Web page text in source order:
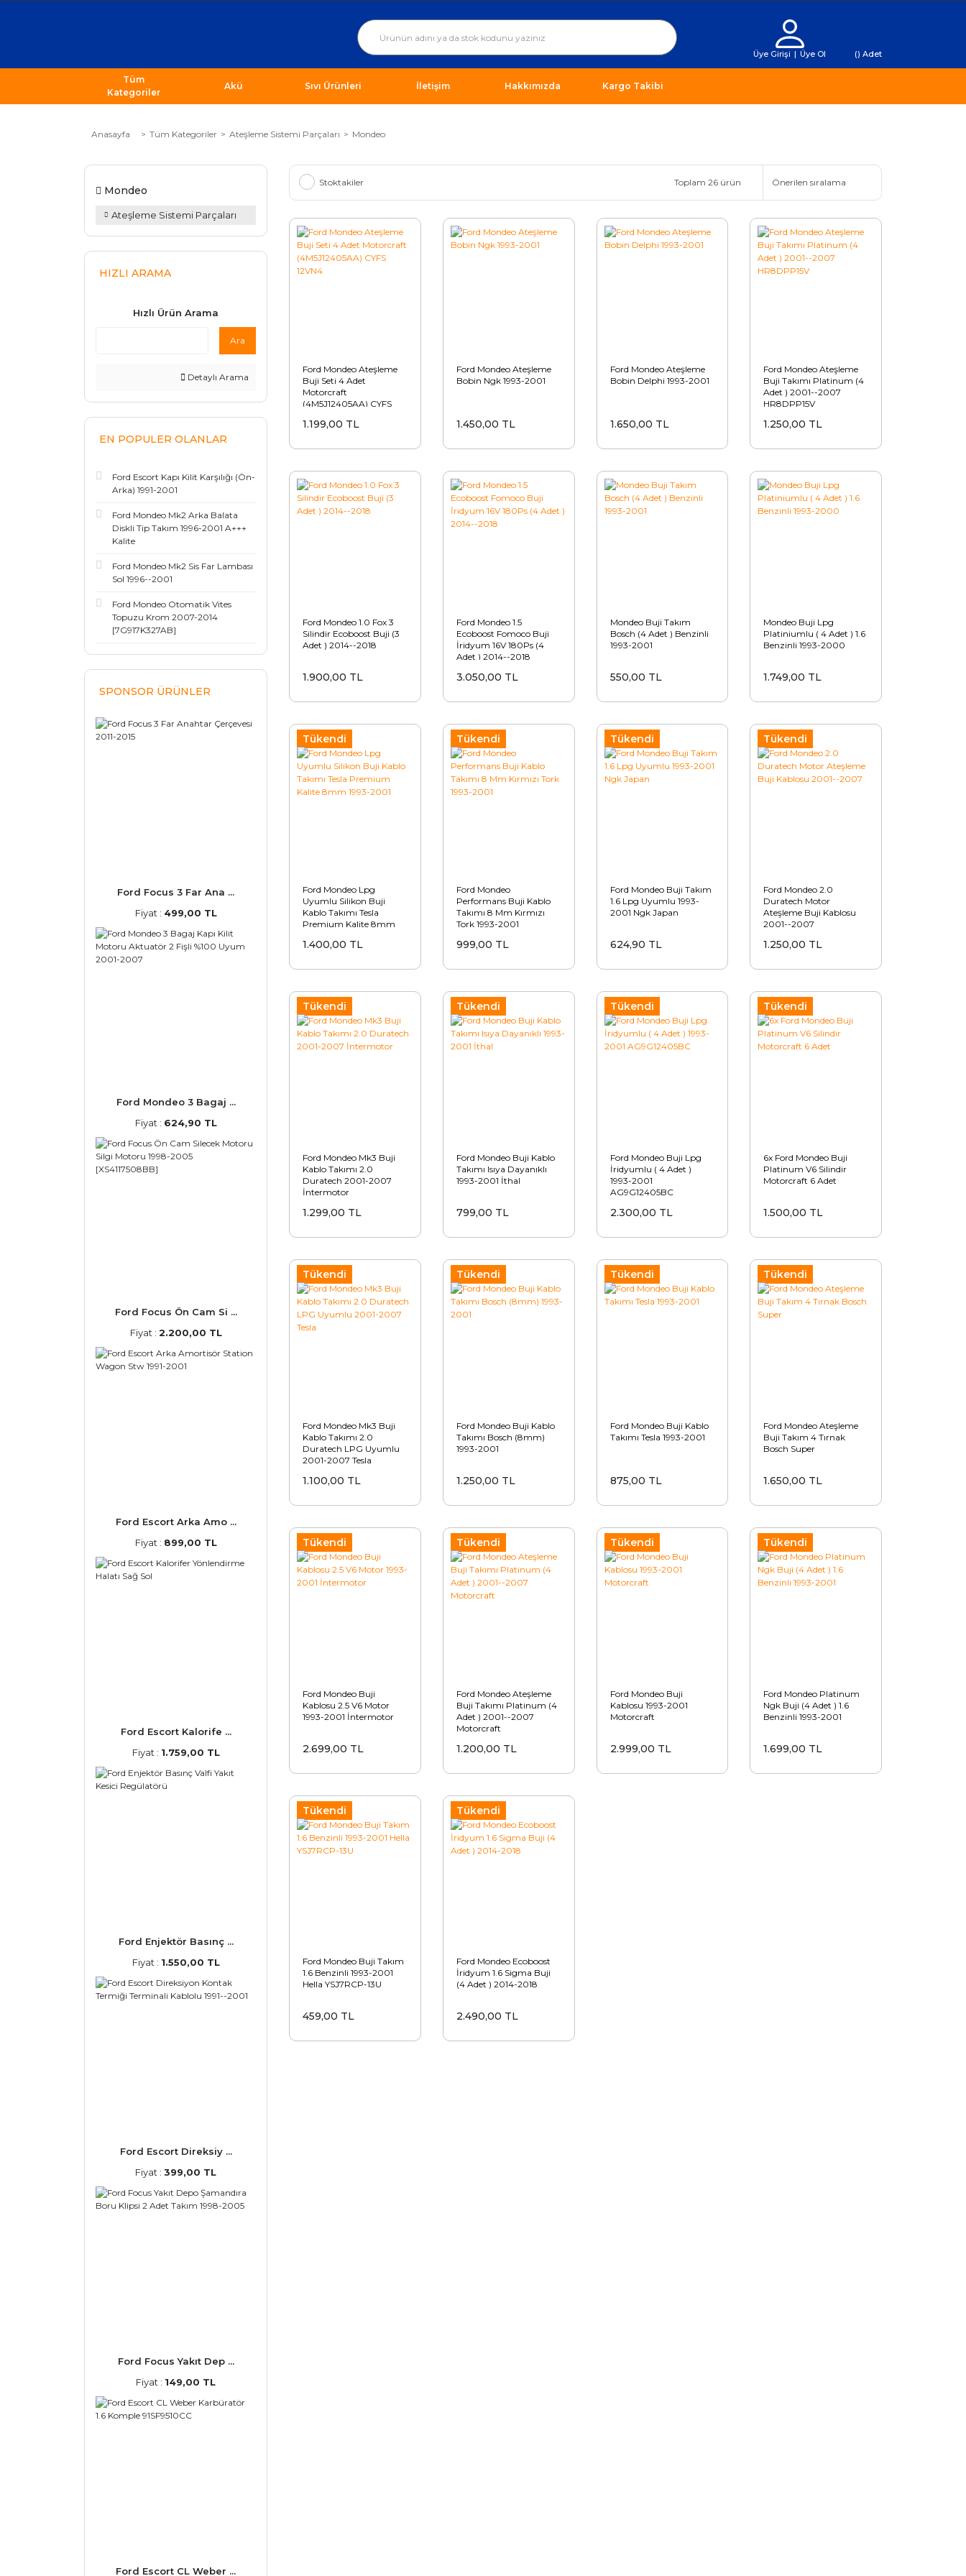
Üye Girişi | Üye Ol () Adet
Tüm
Kategoriler
Akü Sıvı Ürünleri İletişim Hakkımızda Kargo Takibi
Anasayfa Tüm Kategoriler Ateşleme Sistemi Parçaları Mondeo
Mondeo
Ateşleme Sistemi Parçaları
HIZLI ARAMA
Hızlı Ürün Arama
Ara
Detaylı Arama
EN POPULER OLANLAR
Ford Escort Kapı Kilit Karşılığı (Ön-
Arka) 1991-2001
Ford Mondeo Mk2 Arka Balata
Diskli Tip Takım 1996-2001 A+++
Kalite
Ford Mondeo Mk2 Sis Far Lambası
Sol 1996--2001
Ford Mondeo Otomatik Vites
Topuzu Krom 2007-2014
[7G917K327AB]
SPONSOR ÜRÜNLER
Ford Focus 3 Far Ana ...
Fiyat : 499,00 TL
Ford Mondeo 3 Bagaj ...
Fiyat : 624,90 TL
Ford Focus Ön Cam Si ...
Fiyat : 2.200,00 TL
Ford Escort Arka Amo ...
Fiyat : 899,00 TL
Ford Escort Kalorife ...
Fiyat : 1.759,00 TL
Ford Enjektör Basınç ...
Fiyat : 1.550,00 TL
Ford Escort Direksiy ...
Fiyat : 399,00 TL
Ford Focus Yakıt Dep ...
Fiyat : 149,00 TL
Ford Escort CL Weber ...
Stoktakiler Toplam 26 ürün
Ford Mondeo Ateşleme
Buji Seti 4 Adet
Motorcraft
(4M5J12405AA) CYFS
1.199,00 TL
Ford Mondeo Ateşleme
Bobin Ngk 1993-2001
1.450,00 TL
Ford Mondeo Ateşleme
Bobin Delphi 1993-2001
1.650,00 TL
Ford Mondeo Ateşleme
Buji Takımı Platinum (4
Adet ) 2001--2007
HR8DPP15V
1.250,00 TL
Ford Mondeo 1.0 Fox 3
Silindir Ecoboost Buji (3
Adet ) 2014--2018
1.900,00 TL
Ford Mondeo 1.5
Ecoboost Fomoco Buji
İridyum 16V 180Ps (4
Adet ) 2014--2018
3.050,00 TL
Mondeo Buji Takım
Bosch (4 Adet ) Benzinli
1993-2001
550,00 TL
Mondeo Buji Lpg
Platiniumlu ( 4 Adet ) 1.6
Benzinli 1993-2000
1.749,00 TL
Tükendi
Ford Mondeo Lpg
Uyumlu Silikon Buji
Kablo Takımı Tesla
Premium Kalite 8mm
1.400,00 TL
Tükendi
Ford Mondeo
Performans Buji Kablo
Takımı 8 Mm Kırmızı
Tork 1993-2001
999,00 TL
Tükendi
Ford Mondeo Buji Takım
1.6 Lpg Uyumlu 1993-
2001 Ngk Japan
624,90 TL
Tükendi
Ford Mondeo 2.0
Duratech Motor
Ateşleme Buji Kablosu
2001--2007
1.250,00 TL
Tükendi
Ford Mondeo Mk3 Buji
Kablo Takımı 2.0
Duratech 2001-2007
İntermotor
1.299,00 TL
Tükendi
Ford Mondeo Buji Kablo
Takımı Isıya Dayanıklı
1993-2001 İthal
799,00 TL
Tükendi
Ford Mondeo Buji Lpg
İridyumlu ( 4 Adet )
1993-2001
AG9G12405BC
2.300,00 TL
Tükendi
6x Ford Mondeo Buji
Platinum V6 Silindir
Motorcraft 6 Adet
1.500,00 TL
Tükendi
Ford Mondeo Mk3 Buji
Kablo Takımı 2.0
Duratech LPG Uyumlu
2001-2007 Tesla
1.100,00 TL
Tükendi
Ford Mondeo Buji Kablo
Takımı Bosch (8mm)
1993-2001
1.250,00 TL
Tükendi
Ford Mondeo Buji Kablo
Takımı Tesla 1993-2001
875,00 TL
Tükendi
Ford Mondeo Ateşleme
Buji Takım 4 Tırnak
Bosch Super
1.650,00 TL
Tükendi
Ford Mondeo Buji
Kablosu 2.5 V6 Motor
1993-2001 İntermotor
2.699,00 TL
Tükendi
Ford Mondeo Ateşleme
Buji Takımı Platinum (4
Adet ) 2001--2007
Motorcraft
1.200,00 TL
Tükendi
Ford Mondeo Buji
Kablosu 1993-2001
Motorcraft
2.999,00 TL
Tükendi
Ford Mondeo Platinum
Ngk Buji (4 Adet ) 1.6
Benzinli 1993-2001
1.699,00 TL
Tükendi
Ford Mondeo Buji Takım
1.6 Benzinli 1993-2001
Hella YSJ7RCP-13U
459,00 TL
Tükendi
Ford Mondeo Ecoboost
İridyum 1.6 Sigma Buji
(4 Adet ) 2014-2018
2.490,00 TL